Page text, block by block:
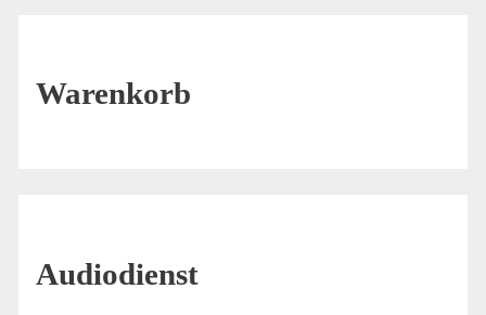
Warenkorb
Audiodienst